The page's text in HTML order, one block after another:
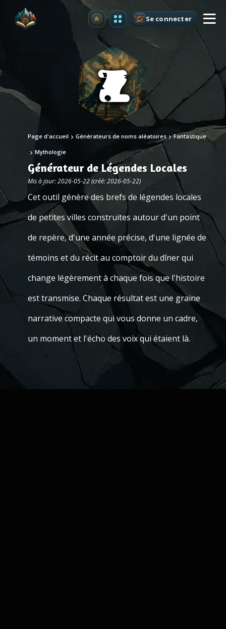
Premium Se connecter
Page d'accueil Générateurs de noms aléatoires Fantastique
Mythologie
Générateur de Légendes Locales
Mis à jour: 2026-05-22 (créé: 2026-05-22)
Cet outil génère des brefs de légendes locales
de petites villes construites autour d'un point
de repère, d'une année précise, d'une lignée de
témoins et du récit au comptoir du dîner qui
change légèrement à chaque fois que l'histoire
est transmise. Chaque résultat est une graine
narrative compacte qui vous donne un cadre,
un moment et l'écho des voix qui étaient là.